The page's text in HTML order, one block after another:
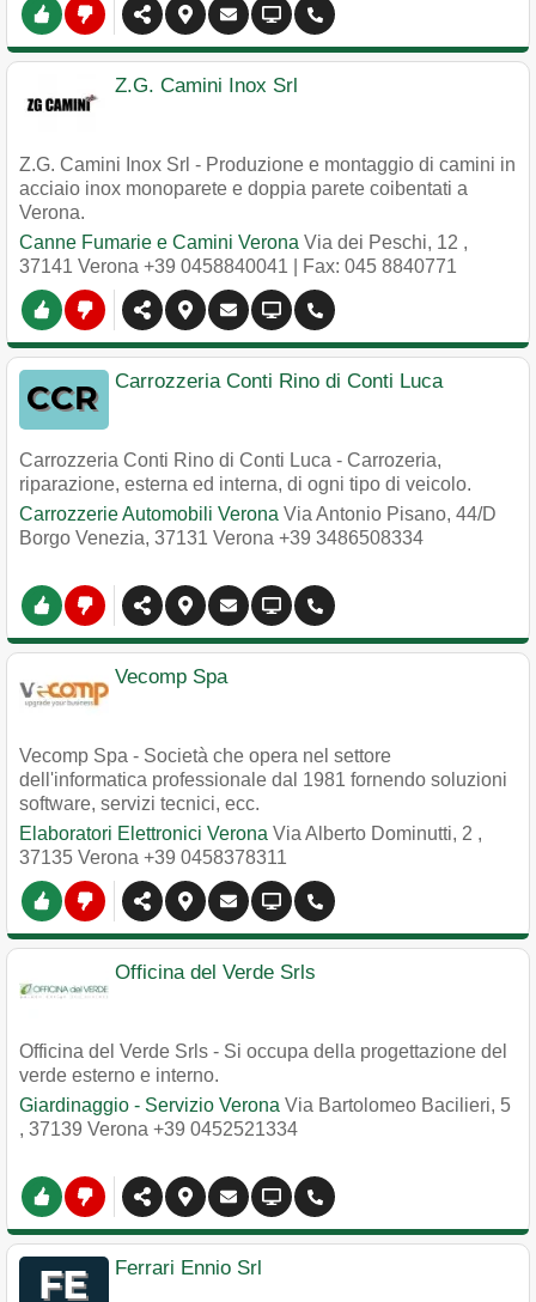
Z.G. Camini Inox Srl
Z.G. Camini Inox Srl - Produzione e montaggio di camini in
acciaio inox monoparete e doppia parete coibentati a
Verona.
Canne Fumarie e Camini Verona Via dei Peschi, 12 ,
37141 Verona +39 0458840041 | Fax: 045 8840771
Carrozzeria Conti Rino di Conti Luca
Carrozzeria Conti Rino di Conti Luca - Carrozeria,
riparazione, esterna ed interna, di ogni tipo di veicolo.
Carrozzerie Automobili Verona Via Antonio Pisano, 44/D
Borgo Venezia, 37131 Verona +39 3486508334
Vecomp Spa
Vecomp Spa - Società che opera nel settore
dell'informatica professionale dal 1981 fornendo soluzioni
software, servizi tecnici, ecc.
Elaboratori Elettronici Verona Via Alberto Dominutti, 2 ,
37135 Verona +39 0458378311
Officina del Verde Srls
Officina del Verde Srls - Si occupa della progettazione del
verde esterno e interno.
Giardinaggio - Servizio Verona Via Bartolomeo Bacilieri, 5
, 37139 Verona +39 0452521334
Ferrari Ennio Srl